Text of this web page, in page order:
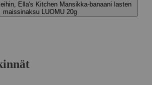
Ella's Kitchen Mansikka-banaani lasten
maissinaksu LUOMU 20g